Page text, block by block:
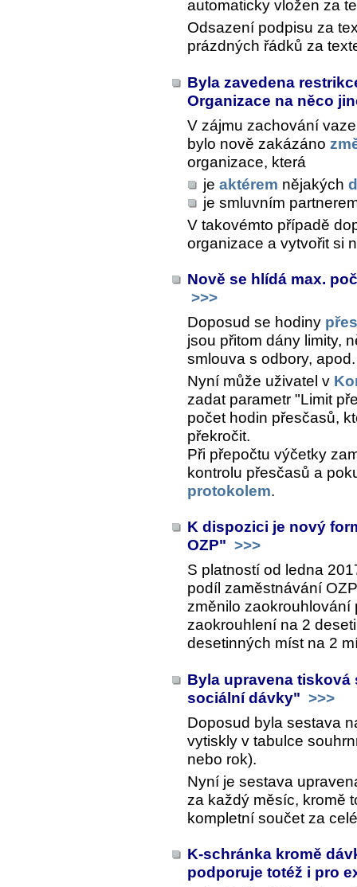
automaticky vložen za
Odsazení podpisu za
prázdných řádků za
Byla zavedena
Organizace na něco
V zájmu zachování
bylo nově zakázáno
organizace, která
je aktérem nějakých
je smluvním
V takovémto případě
organizace a vytvořit si
Nově se hlídá max.
>>>
Doposud se hodiny
jsou přitom dány limity,
smlouva s odbory, apod.
Nyní může uživatel v
zadat parametr "Limit
počet hodin přesčasů,
překročit.
Při přepočtu výčetky
kontrolu přesčasů a
protokolem.
K dispozici je nový
OZP" >>>
S platností od ledna
podíl zaměstnávání
změnilo zaokrouhlování
zaokrouhlení na 2
desetinných míst na 2
Byla upravena
sociální dávky" >>>
Doposud byla sestava
vytiskly v tabulce
nebo rok).
Nyní je sestava
za každý měsíc, kromě
kompletní součet za
K-schránka kromě
podporuje totéž i pro